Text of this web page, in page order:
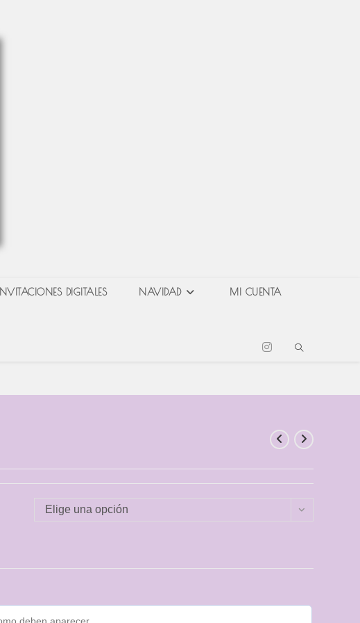
INVITACIONES DIGITALES NAVIDAD MI CUENTA
Elige una opción